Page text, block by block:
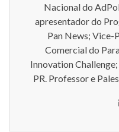
Nacional do
apresentador do
Pan News; Vice-
Comercial do
Innovation
PR. Professor e